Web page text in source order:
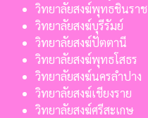
วิทยาลัยสงฆ์พุทธชินราช
วิทยาลัยสงฆ์บุรีรัมย์
วิทยาลัยสงฆ์ปัตตานี
วิทยาลัยสงฆ์พุทธโสธร
วิทยาลัยสงฆ์นครลำปาง
วิทยาลัยสงฆ์เชียงราย
วิทยาลัยสงฆ์ศรีสะเกษ